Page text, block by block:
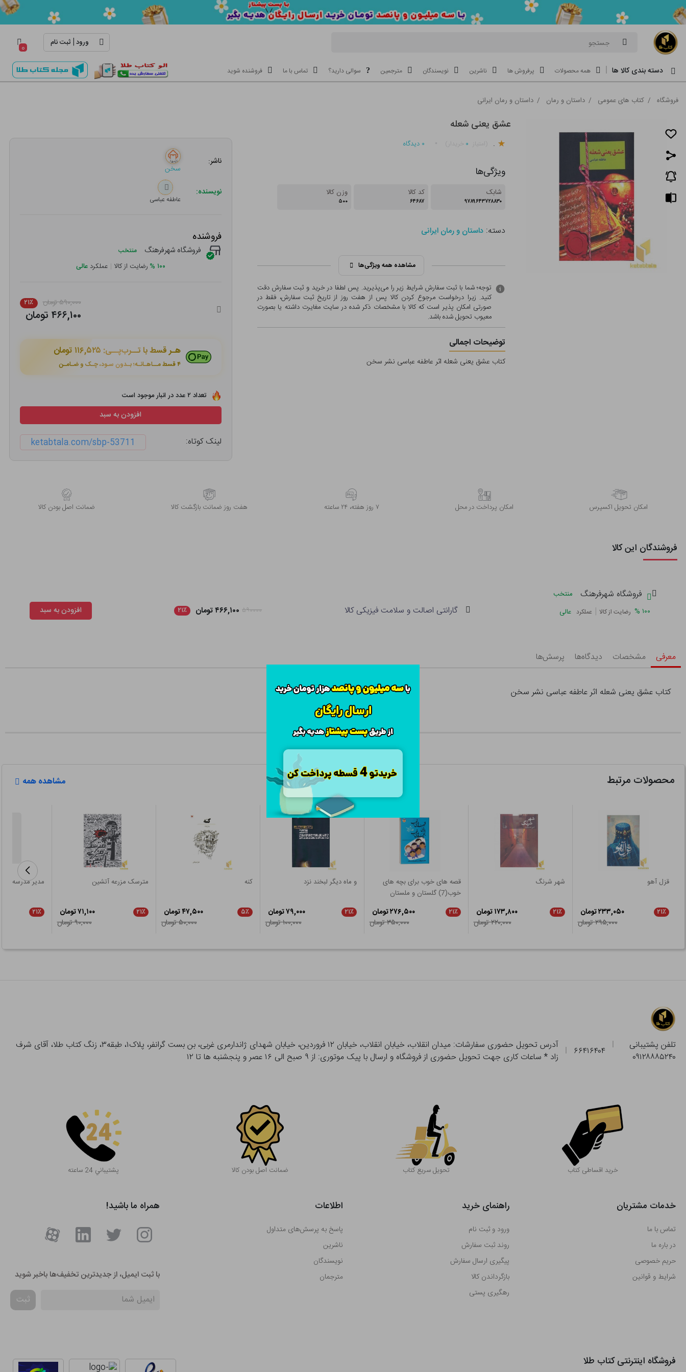
جستجو ورود| ثبت نام ۰
دسته بندی کالا ها همه محصولات پرفروش ها ناشرین نویسندگان مترجمین سوالی دارید؟ تماس با ما فروشنده شوید
فروشگاه / کتاب های عمومی / داستان و رمان / داستان و رمان ایرانی
عشق یعنی شعله
. ۰ ۰ دیدگاه
ویژگی‌ها
شابک
۹۷۸۹۶۴۳۷۲۸۸۳۰
کد کالا
۶۴۶۸۷
وزن کالا
۵۰۰
دسته: داستان و رمان ایرانی
مشاهده همه ویژگی‌ها
توجه؛ شما با ثبت سفارش شرایط زیر را می‌پذیرید. پس لطفا در خرید و ثبت سفارش دقت
کنید. زیرا درخواست مرجوع کردن کالا پس از هفت روز از تاریخ ثبت سفارش، فقط در
صورتی امکان پذیر است که کالا با مشخصات ذکر شده در سایت مغایرت داشته یا بصورت
معيوب تحویل شده باشد.
توضیحات اجمالی
کتاب عشق یعنی شعله اثر عاطفه عباسی نشر سخن
ناشر:
سخن
نویسنده:
عاطفه عباسی
فروشنده
فروشگاه شهرفرهنگ منتخب
۱۰۰ % رضایت از کالا | عملکرد عالی
۵۹۰,۰۰۰ تومان ۲۱٪
۴۶۶,۱۰۰ تومان
هـر قسط با تــرب‌پــی: ۱۱۶,۵۲۵ تومان
۴ قسط مــاهـانـه؛ بـدون سـود، چـک و ضـامـن
تعداد ۲ عدد در انبار موجود است
افزودن به سبد
لینک کوتاه: ketabtala.com/sbp-53711
اﻣﮑﺎن ﺗﺤﻮﯾﻞ اﮐﺴﭙﺮس امکان پرداخت در محل ۷ روز ﻫﻔﺘﻪ، ۲۴ ﺳﺎﻋﺘﻪ هفت روز ضمانت بازگشت کالا ﺿﻤﺎﻧﺖ اﺻﻞ ﺑﻮدن ﮐﺎﻟﺎ
فروشندگان این کالا
فروشگاه شهرفرهنگ
منتخب
۱۰۰ % رضایت از کالا | عملکرد عالی گارانتی اصالت و سلامت فیزیکی کالا ۵۹۰۰۰۰ ۴۶۶,۱۰۰ تومان ۲۱٪ افزودن به سبد
معرفی مشخصات دیدگاه‌ها پرسش‌ها
کتاب عشق یعنی شعله اثر عاطفه عباسی نشر سخن
محصولات مرتبط مشاهده همه
قزل آهو
۲۱٪
۲۳۳,۰۵۰ تومان
۲۹۵,۰۰۰ تومان
شهر شرنگ
۲۱٪
۱۷۳,۸۰۰ تومان
۲۲۰,۰۰۰ تومان
قصه های خوب برای بچه های
خوب(7) گلستان و ملستان
۲۱٪
۲۷۶,۵۰۰ تومان
۳۵۰,۰۰۰ تومان
و ماه دیگر لبخند نزد
۲۱٪
۷۹,۰۰۰ تومان
۱۰۰,۰۰۰ تومان
کنه
۵٪
۴۷,۵۰۰ تومان
۵۰,۰۰۰ تومان
مترسک مزرعه آتشین
۲۱٪
۷۱,۱۰۰ تومان
۹۰,۰۰۰ تومان
مدیر مدرسه
۲۱٪
تلفن پشتیبانی
۰۹۱۲۸۸۸۵۲۴۰
۶۶۴۱۶۴۰۴
آدرس تحویل حضوری سفارشات: میدان انقلاب، خیابان انقلاب، خیابان ۱۲ فروردین، خیابان شهدای ژاندارمری غربی، بن بست گرانفر، پلاک۱، طبقه۳، زنگ کتاب طلا، آقای شرف
زاد * ساعات کاری جهت تحویل حضوری از فروشگاه و ارسال با پیک موتوری: از ۹ صبح الی ۱۶ عصر و پنجشنبه ها تا ۱۲
خرید اقساطی کتاب تحویل سریع کتاب
بصورت حضوری از آدرس تحویل حضوری سفارش خود را بدون هیچ هزینه ای تحویل بگیرید.
ضمانت اصل بودن کالا پشتيباني 24 ساعته
خدمات مشتریان
تماس با ما
در باره ما
حریم خصوصی
شرایط و قوانین
راهنمای خرید
ورود و ثبت نام
روند ثبت سفارش
پیگیری ارسال سفارش
بازگرداندن کالا
رهگیری پستی
اطلاعات
پاسخ به پرسش‌های متداول
ناشرین
نویسندگان
مترجمان
همراه ما باشید!
با ثبت ایمیل، از جدید‌ترین تخفیف‌ها با‌خبر شوید
ثبت
فروشگاه اینترنتی کتاب طلا